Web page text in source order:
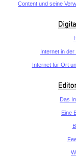
Content und seine
Internet in
Internet für Ort
Das
Eine